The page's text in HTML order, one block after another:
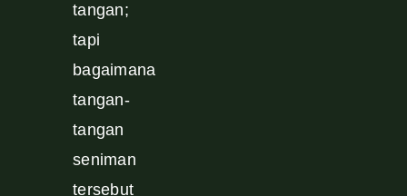
tangan;
tapi
bagaimana
tangan-
tangan
seniman
tersebut